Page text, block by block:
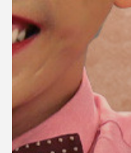
บทความ
และ
กิจกรรม